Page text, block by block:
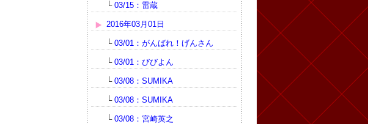
└ 03/15：雷蔵
2016年03月01日
└ 03/01：がんばれ！げんさん
└ 03/01：びびよん
└ 03/08：SUMIKA
└ 03/08：SUMIKA
└ 03/08：宮崎英之